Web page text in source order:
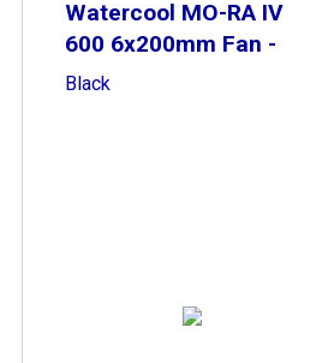
Watercool MO-RA IV
600 6x200mm Fan -
Black